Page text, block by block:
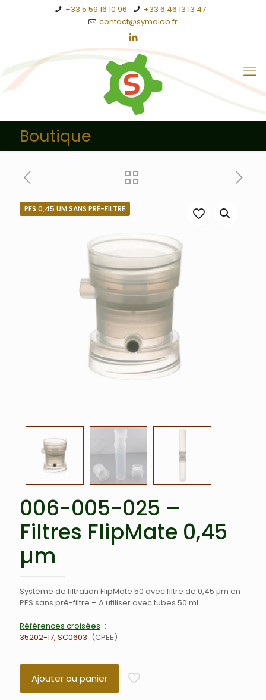
+33 5 59 16 10 96
+33 6 46 13 13 47
contact@symalab.fr
Boutique
PES 0,45 UM SANS PRÉ-FILTRE
006-005-025 –
Filtres FlipMate 0,45
µm
Système de filtration FlipMate 50 avec filtre de 0,45 µm en
PES sans pré-filtre – A utiliser avec tubes 50 ml.
Références croisées
35202-17, SC0603
CPEE
Ajouter au panier